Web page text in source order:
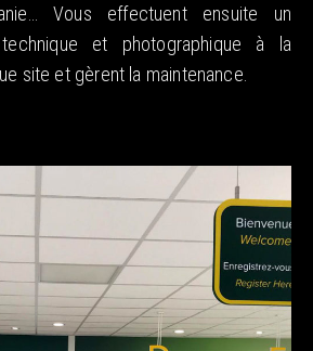
Vous effectuent ensuite un
et photographique à la
site et gèrent la maintenance.